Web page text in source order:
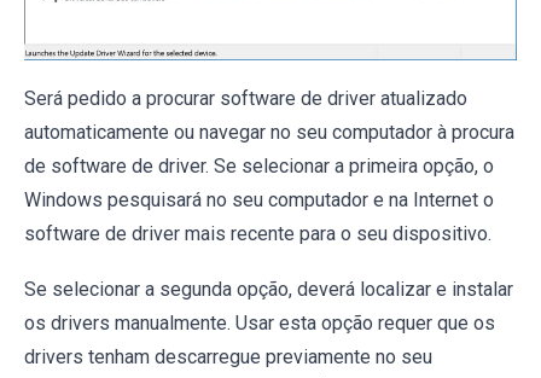
Será pedido a procurar software de driver atualizado
automaticamente ou navegar no seu computador à procura
de software de driver. Se selecionar a primeira opção, o
Windows pesquisará no seu computador e na Internet o
software de driver mais recente para o seu dispositivo.
Se selecionar a segunda opção, deverá localizar e instalar
os drivers manualmente. Usar esta opção requer que os
drivers tenham descarregue previamente no seu